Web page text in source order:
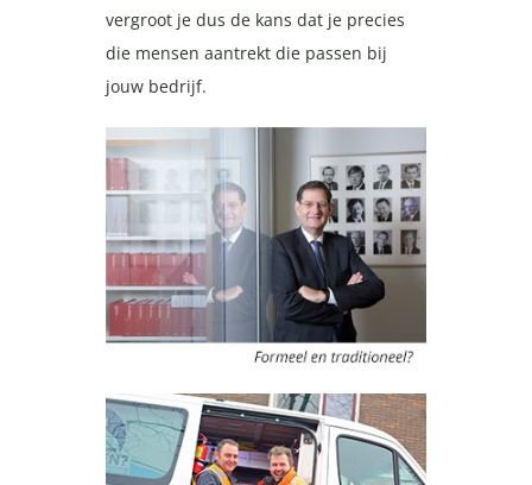
vergroot je dus de kans dat je precies
die mensen aantrekt die passen bij
jouw bedrijf.